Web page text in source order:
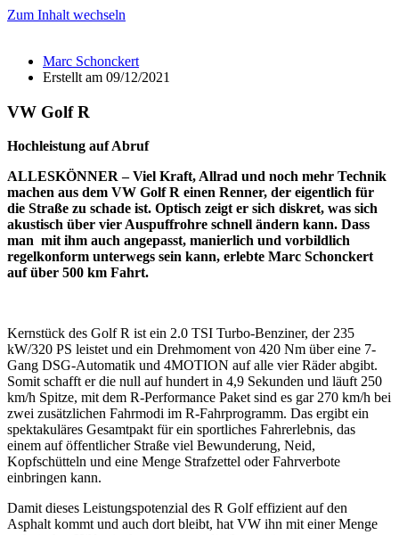
Zum Inhalt wechseln
Marc Schonckert
Erstellt am 09/12/2021
VW Golf R
Hochleistung auf Abruf
ALLESKÖNNER – Viel Kraft, Allrad und noch mehr Technik
machen aus dem VW Golf R einen Renner, der eigentlich für
die Straße zu schade ist. Optisch zeigt er sich diskret, was sich
akustisch über vier Auspuffrohre schnell ändern kann. Dass
man mit ihm auch angepasst, manierlich und vorbildlich
regelkonform unterwegs sein kann, erlebte Marc Schonckert
auf über 500 km Fahrt.
Kernstück des Golf R ist ein 2.0 TSI Turbo-Benziner, der 235
kW/320 PS leistet und ein Drehmoment von 420 Nm über eine 7-
Gang DSG-Automatik und 4MOTION auf alle vier Räder abgibt.
Somit schafft er die null auf hundert in 4,9 Sekunden und läuft 250
km/h Spitze, mit dem R-Performance Paket sind es gar 270 km/h bei
zwei zusätzlichen Fahrmodi im R-Fahrprogramm. Das ergibt ein
spektakuläres Gesamtpakt für ein sportliches Fahrerlebnis, das
einem auf öffentlicher Straße viel Bewunderung, Neid,
Kopfschütteln und eine Menge Strafzettel oder Fahrverbote
einbringen kann.
Damit dieses Leistungspotenzial des R Golf effizient auf den
Asphalt kommt und auch dort bleibt, hat VW ihn mit einer Menge